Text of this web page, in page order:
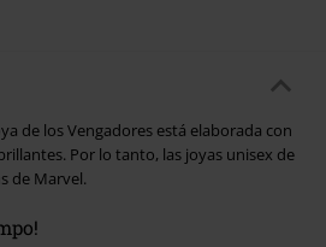
de los Vengadores está elaborada con
Por lo tanto, las joyas unisex de
de Marvel.